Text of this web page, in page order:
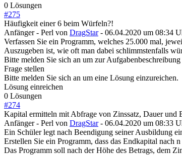
0 Lösungen
#275
Häufigkeit einer 6 beim Würfeln?!
Anfänger - Perl von DragStar - 06.04.2020 um 08:34
Verfassen Sie ein Programm, welches 25.000 mal,
Auszugeben ist, wie oft man dabei schlimmstenfalls
Bitte melden Sie sich an um zur
Frage stellen
Bitte melden Sie sich an um eine Lösung einzureichen.
Lösung einreichen
0 Lösungen
#274
Kapital ermitteln mit Abfrage von Zinssatz, Dauer und
Anfänger - Perl von DragStar - 06.04.2020 um 08:33
Ein Schüler legt nach Beendigung seiner Ausbildung
Erstellen Sie ein Programm, dass das Endkapital nach n
Das Programm soll nach der Höhe des Betrags, dem